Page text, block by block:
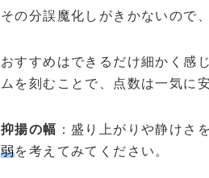
その分誤魔化しがきかないので
おすすめはできるだけ細かく感
ムを刻むことで、点数は一気に
抑揚の幅 ：盛り上がりや静けさ
弱を考えてみてください。